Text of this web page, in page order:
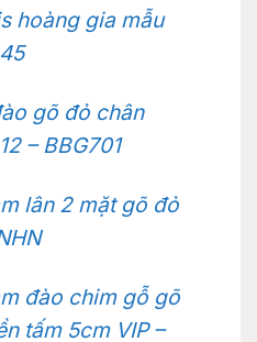
hoàng gia mẫu
gõ đỏ chân
– BBG701
lân 2 mặt gõ đỏ
đào chim gỗ gõ
tấm 5cm VIP –